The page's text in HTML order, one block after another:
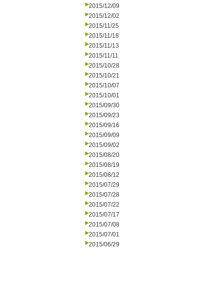
2015/12/09
2015/12/02
2015/11/25
2015/11/18
2015/11/13
2015/11/11
2015/10/28
2015/10/21
2015/10/07
2015/10/01
2015/09/30
2015/09/23
2015/09/16
2015/09/09
2015/09/02
2015/08/20
2015/08/19
2015/08/12
2015/07/29
2015/07/28
2015/07/22
2015/07/17
2015/07/08
2015/07/01
2015/06/29